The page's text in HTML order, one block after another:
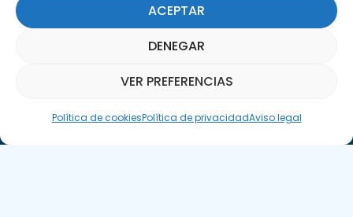
ACEPTAR
DENEGAR
VER PREFERENCIAS
Política de cookiesPolítica de privacidadAviso legal
Suscríbete a nuestra Newsletter
SUSCRÍBETE AQUÍ